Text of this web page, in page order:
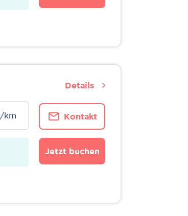
/km Kontakt
Jetzt buchen
Details